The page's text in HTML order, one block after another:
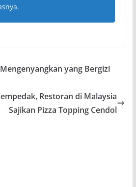
yang Bergizi
Restoran di Malaysia
Sajikan Pizza Topping Cendol